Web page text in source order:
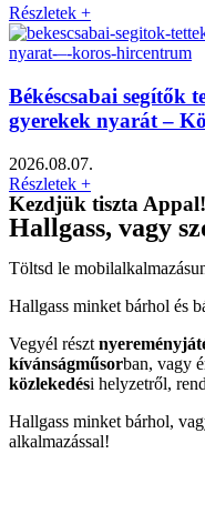
Részletek +
Békéscsabai segítők
gyerekek nyarát –
2026.08.07.
Részletek +
Kezdjük tiszta Appal!
Hallgass, vagy
Töltsd le
Hallgass minket bárhol és
Vegyél részt
kívánságműsorban, vagy
közlekedési helyzetről,
Hallgass minket bárhol,
alkalmazással!